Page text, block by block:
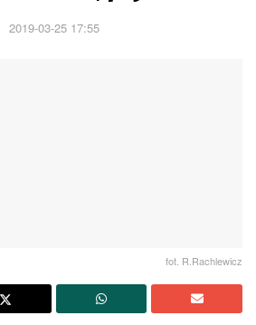
2019-03-25 17:55
fot. R.Rachlewicz